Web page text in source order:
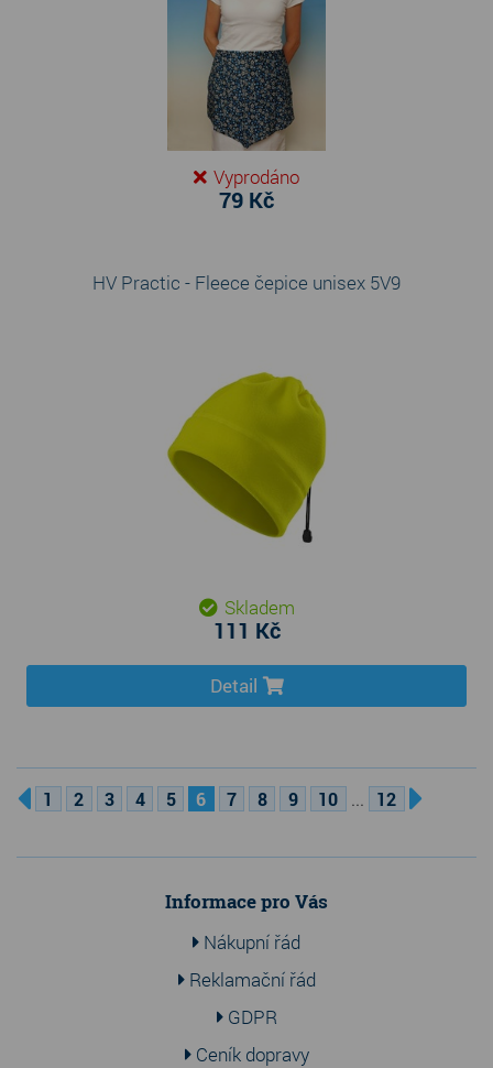
Vyprodáno
79 Kč
HV Practic - Fleece čepice unisex 5V9
Skladem
111 Kč
Detail
1 2 3 4 5 6 7 8 9 10 ... 12
Informace pro Vás
Nákupní řád
Reklamační řád
GDPR
Ceník dopravy